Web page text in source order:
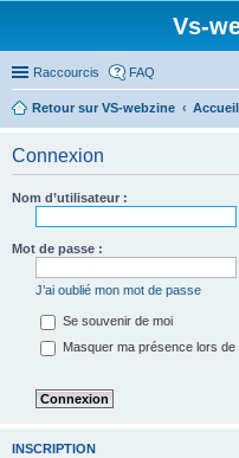
Vs-
Raccourcis FAQ
Retour sur VS-webzine
Connexion
Nom d’utilisateur :
Mot de passe :
J’ai oublié mon mot de passe
Se souvenir de moi
Masquer ma présence lors
INSCRIPTION